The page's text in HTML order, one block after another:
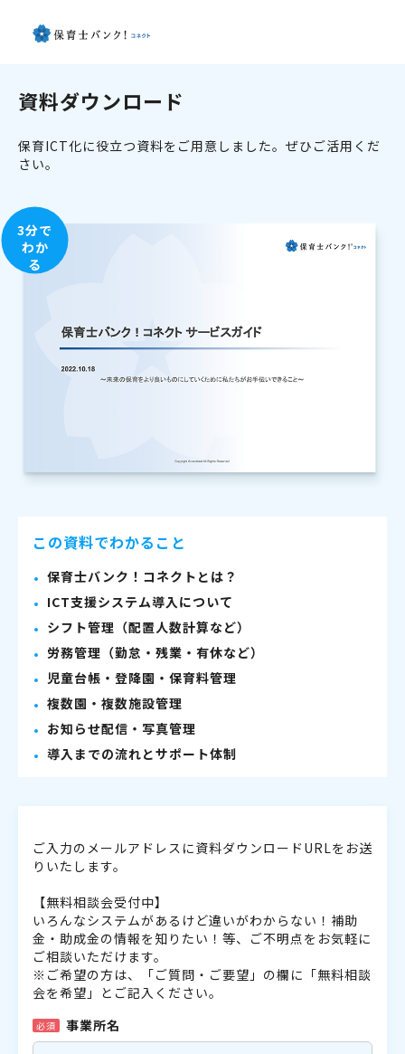
資料ダウンロード
保育ICT化に役立つ資料をご用意しました。ぜひご活用くだ
さい。
3分で
わか
る
この資料でわかること
保育士バンク！コネクトとは？
ICT支援システム導入について
シフト管理（配置人数計算など）
労務管理（勤怠・残業・有休など）
児童台帳・登降園・保育料管理
複数園・複数施設管理
お知らせ配信・写真管理
導入までの流れとサポート体制
ご入力のメールアドレスに資料ダウンロードURLをお送
りいたします。
【無料相談会受付中】
いろんなシステムがあるけど違いがわからない！補助
金・助成金の情報を知りたい！等、ご不明点をお気軽に
ご相談いただけます。
※ご希望の方は、「ご質問・ご要望」の欄に「無料相談
会を希望」とご記入ください。
必須 事業所名